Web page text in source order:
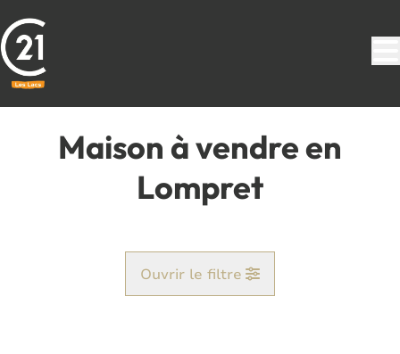
Maison à vendre en
Lompret
Ouvrir le filtre